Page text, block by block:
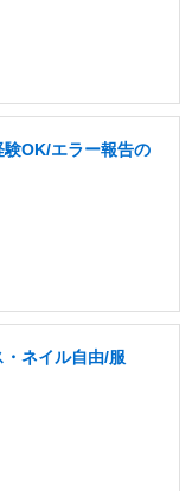
験OK/エラー報告の
・ネイル自由/服